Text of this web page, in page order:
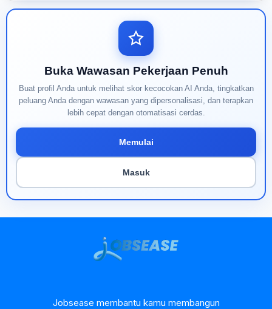
Buka Wawasan Pekerjaan Penuh
Buat profil Anda untuk melihat skor kecocokan AI Anda, tingkatkan
peluang Anda dengan wawasan yang dipersonalisasi, dan terapkan
lebih cepat dengan otomatisasi cerdas.
Memulai
Masuk
Jobsease membantu kamu membangun